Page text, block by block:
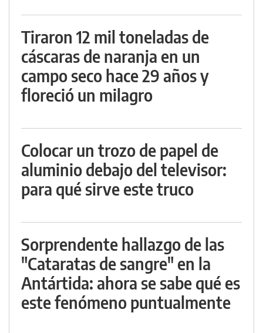
Tiraron 12 mil toneladas de
cáscaras de naranja en un
campo seco hace 29 años y
floreció un milagro
Colocar un trozo de papel de
aluminio debajo del televisor:
para qué sirve este truco
Sorprendente hallazgo de las
"Cataratas de sangre" en la
Antártida: ahora se sabe qué es
este fenómeno puntualmente